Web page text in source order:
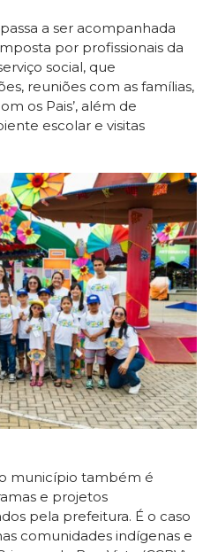
a ser acompanhada
por profissionais da
social, que
reuniões com as famílias,
os Pais’, além de
escolar e visitas
município também é
e projetos
pela prefeitura. É o caso
comunidades indígenas e